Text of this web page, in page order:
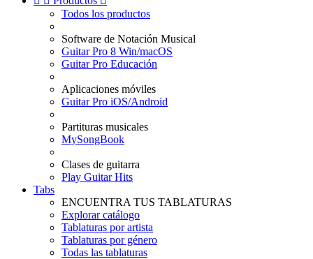
Todos los productos
Software de Notación Musical
Guitar Pro 8 Win/macOS
Guitar Pro Educación
Aplicaciones móviles
Guitar Pro iOS/Android
Partituras musicales
MySongBook
Clases de guitarra
Play Guitar Hits
Tabs
ENCUENTRA TUS TABLATURAS
Explorar catálogo
Tablaturas por artista
Tablaturas por género
Todas las tablaturas